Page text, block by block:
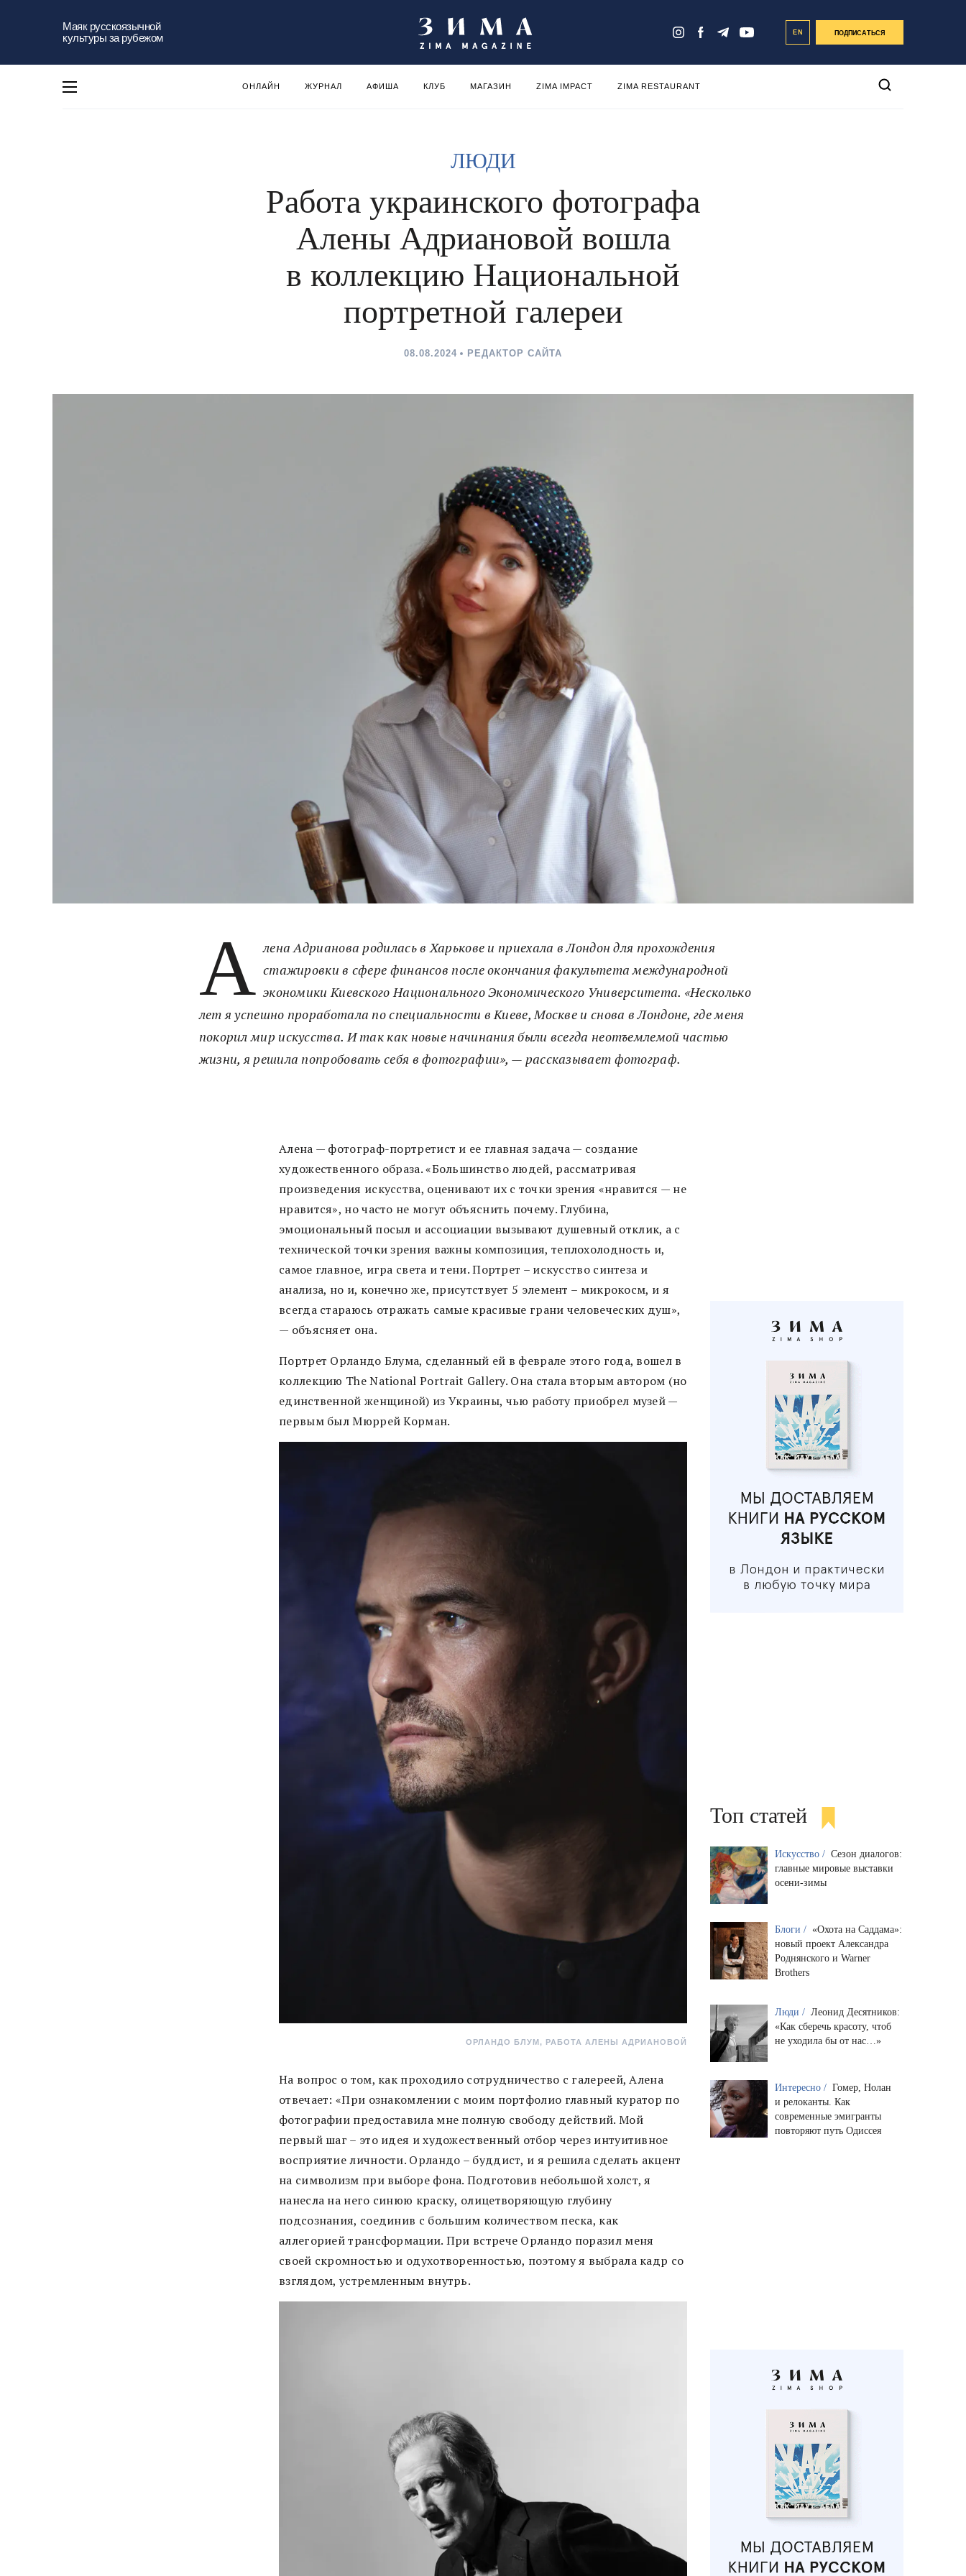
Маяк русскоязычной
культуры за рубежом
EN ПОДПИСАТЬСЯ
ОНЛАЙН ЖУРНАЛ АФИША КЛУБ МАГАЗИН ZIMA IMPACT ZIMA RESTAURANT
ЛЮДИ
Работа украинского фотографа
Алены Адриановой вошла
в коллекцию Национальной
портретной галереи
08.08.2024 РЕДАКТОР САЙТА
А лена Адрианова родилась в Харькове и приехала в Лондон для прохождения
стажировки в сфере финансов после окончания факультета международной
экономики Киевского Национального Экономического Университета. «Несколько
лет я успешно проработала по специальности в Киеве, Москве и снова в Лондоне, где меня
покорил мир искусства. И так как новые начинания были всегда неотъемлемой частью
жизни, я решила попробовать себя в фотографии», — рассказывает фотограф.
Алена — фотограф-портретист и ее главная задача — создание
художественного образа. «Большинство людей, рассматривая
произведения искусства, оценивают их с точки зрения «нравится — не
нравится», но часто не могут объяснить почему. Глубина,
эмоциональный посыл и ассоциации вызывают душевный отклик, а с
технической точки зрения важны композиция, теплохолодность и,
самое главное, игра света и тени. Портрет – искусство синтеза и
анализа, но и, конечно же, присутствует 5 элемент – микрокосм, и я
всегда стараюсь отражать самые красивые грани человеческих душ»,
— объясняет она.
Портрет Орландо Блума, сделанный ей в феврале этого года, вошел в
коллекцию The National Portrait Gallery. Она стала вторым автором (но
единственной женщиной) из Украины, чью работу приобрел музей —
первым был Мюррей Корман.
ОРЛАНДО БЛУМ, РАБОТА АЛЕНЫ АДРИАНОВОЙ
На вопрос о том, как проходило сотрудничество с галереей, Алена
отвечает: «При ознакомлении с моим портфолио главный куратор по
фотографии предоставила мне полную свободу действий. Мой
первый шаг – это идея и художественный отбор через интуитивное
восприятие личности. Орландо – буддист, и я решила сделать акцент
на символизм при выборе фона. Подготовив небольшой холст, я
нанесла на него синюю краску, олицетворяющую глубину
подсознания, соединив с большим количеством песка, как
аллегорией трансформации. При встрече Орландо поразил меня
своей скромностью и одухотворенностью, поэтому я выбрала кадр со
взглядом, устремленным внутрь.
Топ статей
Искусство / Сезон диалогов:
главные мировые выставки
осени-зимы
Блоги / «Охота на Саддама»:
новый проект Александра
Роднянского и Warner
Brothers
Люди / Леонид Десятников:
«Как сберечь красоту, чтоб
не уходила бы от нас…»
Интересно / Гомер, Нолан
и релоканты. Как
современные эмигранты
повторяют путь Одиссея